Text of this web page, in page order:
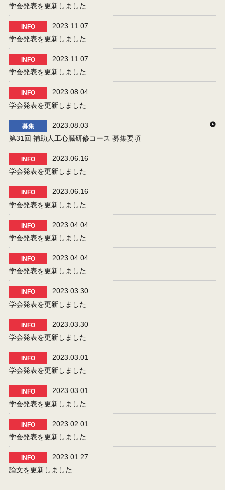
学会発表を更新しました
INFO
2023.11.07
学会発表を更新しました
INFO
2023.11.07
学会発表を更新しました
INFO
2023.08.04
学会発表を更新しました
募集
2023.08.03
第31回 補助人工心臓研修コース 募集要項
INFO
2023.06.16
学会発表を更新しました
INFO
2023.06.16
学会発表を更新しました
INFO
2023.04.04
学会発表を更新しました
INFO
2023.04.04
学会発表を更新しました
INFO
2023.03.30
学会発表を更新しました
INFO
2023.03.30
学会発表を更新しました
INFO
2023.03.01
学会発表を更新しました
INFO
2023.03.01
学会発表を更新しました
INFO
2023.02.01
学会発表を更新しました
INFO
2023.01.27
論文を更新しました